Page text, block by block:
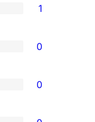
1
0
0